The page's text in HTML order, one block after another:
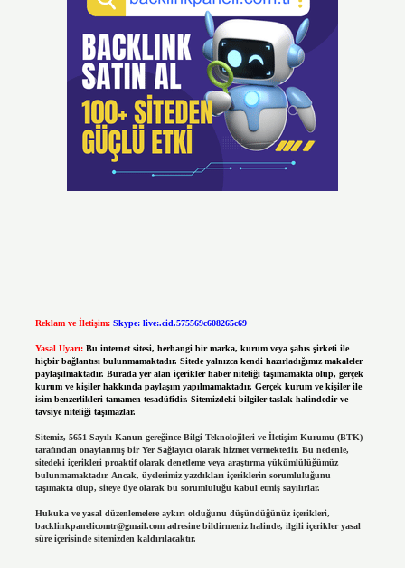
Reklam ve İletişim: Skype: live:.cid.575569c608265c69
Yasal Uyarı: Bu internet sitesi, herhangi bir marka, kurum veya şahıs şirketi ile
hiçbir bağlantısı bulunmamaktadır. Sitede yalnızca kendi hazırladığımız makaleler
paylaşılmaktadır. Burada yer alan içerikler haber niteliği taşımamakta olup, gerçek
kurum ve kişiler hakkında paylaşım yapılmamaktadır. Gerçek kurum ve kişiler ile
isim benzerlikleri tamamen tesadüfidir. Sitemizdeki bilgiler taslak halindedir ve
tavsiye niteliği taşımazlar.
Sitemiz, 5651 Sayılı Kanun gereğince Bilgi Teknolojileri ve İletişim Kurumu (BTK)
tarafından onaylanmış bir Yer Sağlayıcı olarak hizmet vermektedir. Bu nedenle,
sitedeki içerikleri proaktif olarak denetleme veya araştırma yükümlülüğümüz
bulunmamaktadır. Ancak, üyelerimiz yazdıkları içeriklerin sorumluluğunu
taşımakta olup, siteye üye olarak bu sorumluluğu kabul etmiş sayılırlar.
Hukuka ve yasal düzenlemelere aykırı olduğunu düşündüğünüz içerikleri,
backlinkpanelicomtr@gmail.comadresine bildirmeniz halinde, ilgili içerikler yasal
süre içerisinde sitemizden kaldırılacaktır.